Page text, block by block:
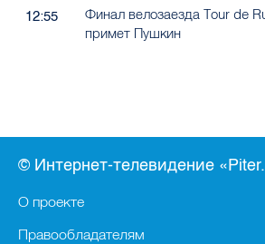
12:55
Финал велозаезда Tour de
примет Пушкин
© Интернет-телевидение
О проекте
Правообладателям